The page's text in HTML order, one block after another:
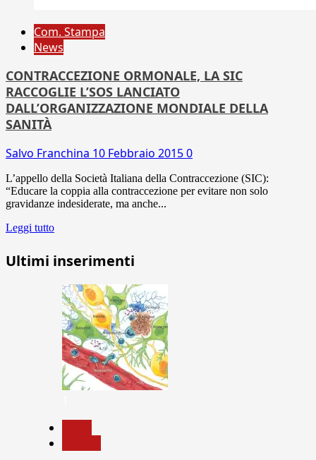
Com. Stampa
News
CONTRACCEZIONE ORMONALE, LA SIC
RACCOGLIE L’SOS LANCIATO
DALL’ORGANIZZAZIONE MONDIALE DELLA
SANITÀ
Salvo Franchina 10 Febbraio 20150
L’appello della Società Italiana della Contraccezione (SIC):
“Educare la coppia alla contraccezione per evitare non solo
gravidanze indesiderate, ma anche...
Leggi tutto
Ultimi inserimenti